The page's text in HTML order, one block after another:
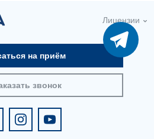
Лицензии
на приём
звонок